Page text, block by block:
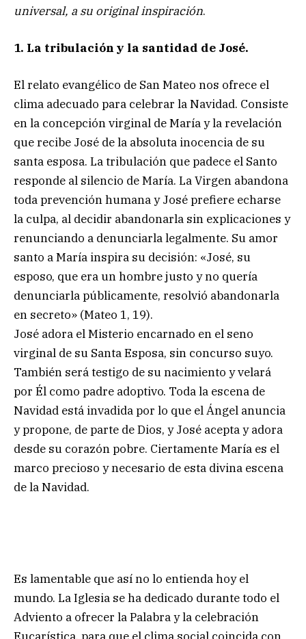
universal, a su original inspiración.
1. La tribulación y la santidad de José.
El relato evangélico de San Mateo nos ofrece el
clima adecuado para celebrar la Navidad. Consiste
en la concepción virginal de María y la revelación
que recibe José de la absoluta inocencia de su
santa esposa. La tribulación que padece el Santo
responde al silencio de María. La Virgen abandona
toda prevención humana y José prefiere echarse
la culpa, al decidir abandonarla sin explicaciones y
renunciando a denunciarla legalmente. Su amor
santo a María inspira su decisión: «José, su
esposo, que era un hombre justo y no quería
denunciarla públicamente, resolvió abandonarla
en secreto» (Mateo 1, 19).
José adora el Misterio encarnado en el seno
virginal de su Santa Esposa, sin concurso suyo.
También será testigo de su nacimiento y velará
por Él como padre adoptivo. Toda la escena de
Navidad está invadida por lo que el Ángel anuncia
y propone, de parte de Dios, y José acepta y adora
desde su corazón pobre. Ciertamente María es el
marco precioso y necesario de esta divina escena
de la Navidad.
Es lamentable que así no lo entienda hoy el
mundo. La Iglesia se ha dedicado durante todo el
Adviento a ofrecer la Palabra y la celebración